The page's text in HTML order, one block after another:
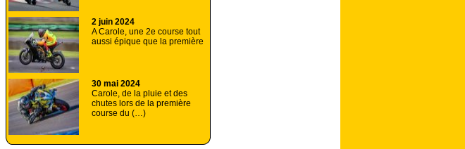
2 juin 2024
A Carole, une 2e course tout
aussi épique que la première
30 mai 2024
Carole, de la pluie et des
chutes lors de la première
course du (…)